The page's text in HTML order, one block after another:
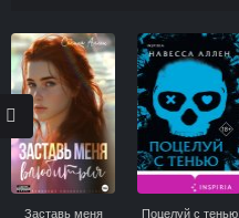
Заставь меня Поцелуй с тенью